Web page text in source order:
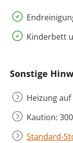
Kinderbett
Sonstige
Heizung auf
Kaution:
Standard-